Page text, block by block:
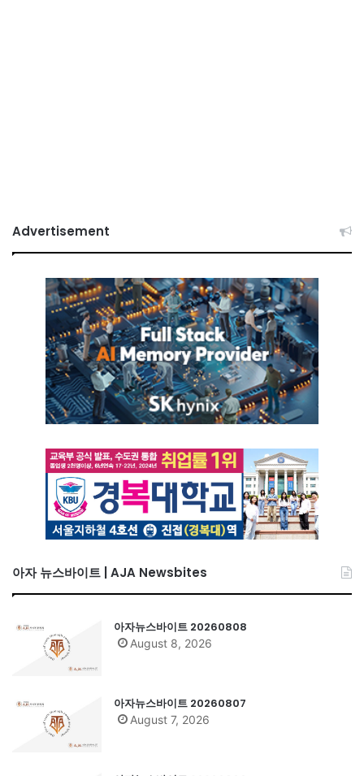
Advertisement
아자 뉴스바이트 | AJA Newsbites
아자뉴스바이트 20260808
August 8, 2026
아자뉴스바이트 20260807
August 7, 2026